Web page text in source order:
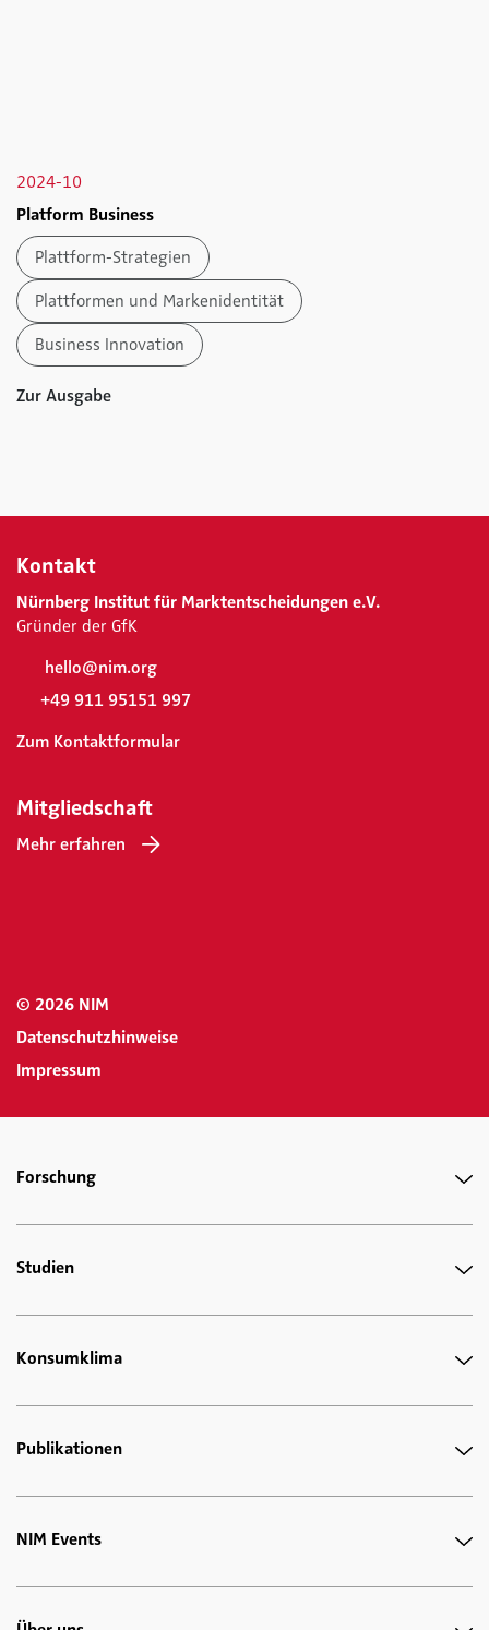
2024-10
Platform Business
Plattform-Strategien
Plattformen und Markenidentität
Business Innovation
Zur Ausgabe
Kontakt
Nürnberg Institut für Marktentscheidungen e.V.
Gründer der GfK
hello@nim.org
+49 911 95151 997
Zum Kontaktformular
Mitgliedschaft
Mehr erfahren
© 2026 NIM
Datenschutzhinweise
Impressum
Forschung
Studien
Konsumklima
Publikationen
NIM Events